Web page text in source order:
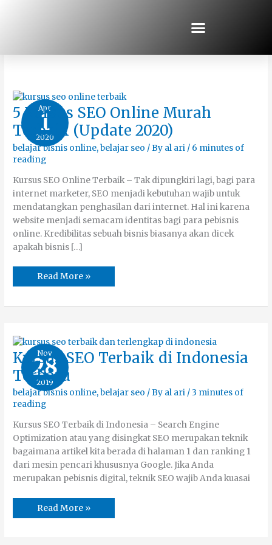
Apr
1
2020
5 Kursus SEO Online Murah
Terbaik (Update 2020)
belajar bisnis online,belajar seo / By al ari / 6 minutes of
reading
Kursus SEO Online Terbaik – Tak dipungkiri lagi, bagi para
internet marketer, SEO menjadi kebutuhan wajib untuk
mendatangkan penghasilan dari internet. Hal ini karena
website menjadi semacam identitas bagi para pebisnis
online. Kredibilitas sebuah bisnis biasanya akan dicek
apakah bisnis […]
5
Kursus
SEO
Online
Murah
Terbaik
2020)
Read More »
Nov
28
2019
Kursus SEO Terbaik di Indonesia
Terbaru
belajar bisnis online, belajar seo / By al ari/3 minutes of
reading
Kursus SEO Terbaik di Indonesia – Search Engine
Optimization atau yang disingkat SEO merupakan teknik
bagaimana artikel kita berada di halaman 1 dan ranking 1
dari mesin pencari khususnya Google. Jika Anda
merupakan pebisnis digital, teknik SEO wajib Anda kuasai
Kursus
SEO
Terbaik
di
Indonesia
Terbaru
Read More »